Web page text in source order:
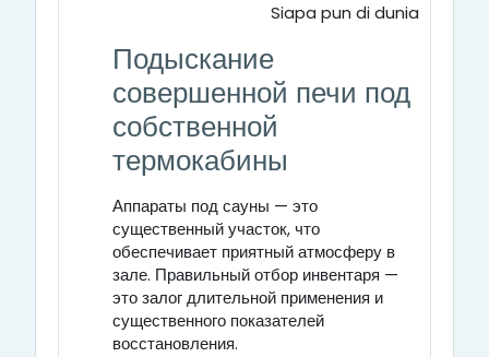
Siapa pun di dunia
Подыскание
совершенной печи под
собственной
термокабины
Аппараты под сауны — это
существенный участок, что
обеспечивает приятный атмосферу в
зале. Правильный отбор инвентаря —
это залог длительной применения и
существенного показателей
восстановления.